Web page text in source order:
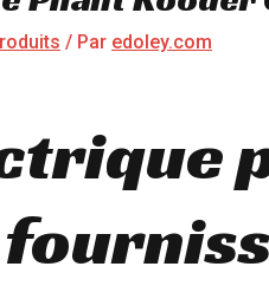
/ Par edoley.com